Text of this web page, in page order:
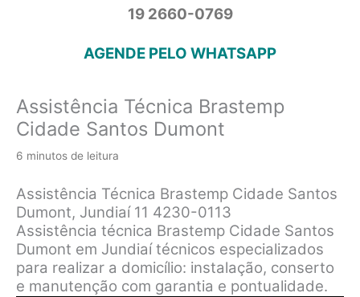
19 2660-0769
AGENDE PELO WHATSAPP
Assistência Técnica Brastemp
Cidade Santos Dumont
6 minutos de leitura
Assistência Técnica Brastemp Cidade Santos
Dumont, Jundiaí 11 4230-0113
Assistência técnica Brastemp Cidade Santos
Dumont em Jundiaí técnicos especializados
para realizar a domicílio: instalação, conserto
e manutenção com garantia e pontualidade.